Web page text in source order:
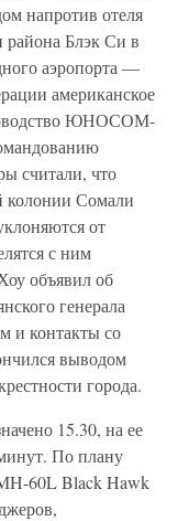
напротив отеля
Блэк Си в
аэропорта —
американское
ЮНОСОМ-
считали, что
колонии Сомали
от
с ним
объявил об
генерала
и контакты со
выводом
города.
15.30, на ее
По плану
60L Black Hawk